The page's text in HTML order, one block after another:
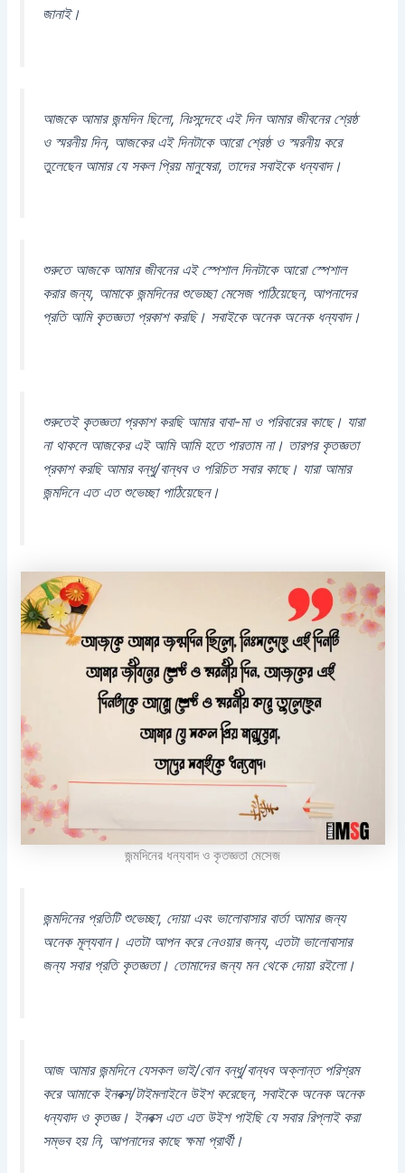
জানাই।
আজকে আমার জন্মদিন ছিলো, নিঃসন্দেহে এই দিন আমার জীবনের শ্রেষ্ঠ
ও স্মরনীয় দিন, আজকের এই দিনটাকে আরো শ্রেষ্ঠ ও স্মরনীয় করে
তুলেছেন আমার যে সকল প্রিয় মানুষেরা, তাদের সবাইকে ধন্যবাদ।
শুরুতে আজকে আমার জীবনের এই স্পেশাল দিনটাকে আরো স্পেশাল
করার জন্য, আমাকে জন্মদিনের শুভেচ্ছা মেসেজ পাঠিয়েছেন, আপনাদের
প্রতি আমি কৃতজ্ঞতা প্রকাশ করছি। সবাইকে অনেক অনেক ধন্যবাদ।
শুরুতেই কৃতজ্ঞতা প্রকাশ করছি আমার বাবা-মা ও পরিবারের কাছে। যারা
না থাকলে আজকের এই আমি আমি হতে পারতাম না। তারপর কৃতজ্ঞতা
প্রকাশ করছি আমার বন্ধু/বান্ধব ও পরিচিত সবার কাছে। যারা আমার
জন্মদিনে এত এত শুভেচ্ছা পাঠিয়েছেন।
জন্মদিনের ধন্যবাদ ও কৃতজ্ঞতা মেসেজ
জন্মদিনের প্রতিটি শুভেচ্ছা, দোয়া এবং ভালোবাসার বার্তা আমার জন্য
অনেক মূল্যবান। এতটা আপন করে নেওয়ার জন্য, এতটা ভালোবাসার
জন্য সবার প্রতি কৃতজ্ঞতা। তোমাদের জন্য মন থেকে দোয়া রইলো।
আজ আমার জন্মদিনে যেসকল ভাই/বোন বন্ধু/বান্ধব অক্লান্ত পরিশ্রম
করে আমাকে ইনবক্স/টাইমলাইনে উইশ করেছেন, সবাইকে অনেক অনেক
ধন্যবাদ ও কৃতজ্ঞ। ইনবক্স এত এত উইশ পাইছি যে সবার রিপ্লাই করা
সম্ভব হয় নি, আপনাদের কাছে ক্ষমা প্রার্থী।